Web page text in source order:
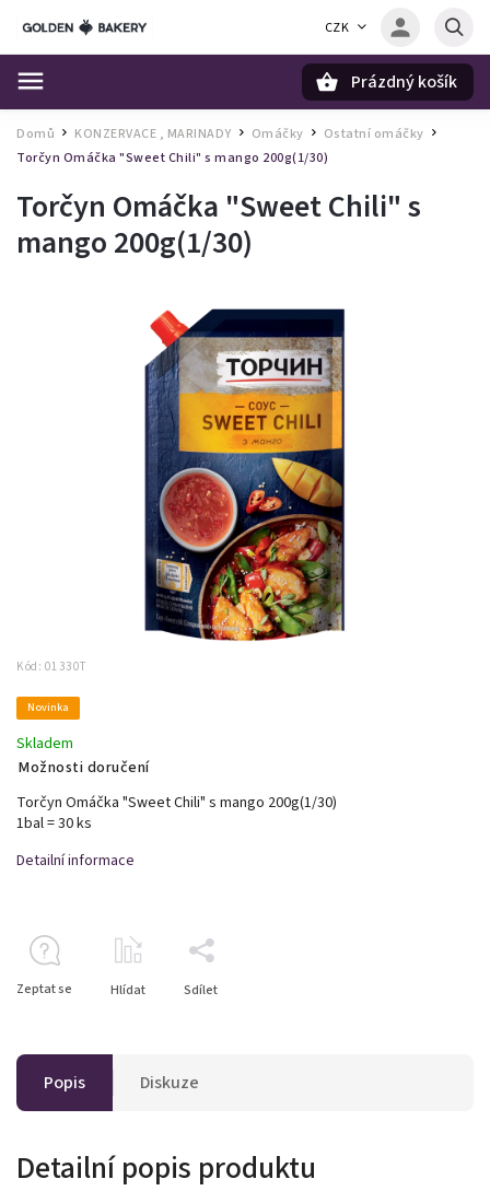
CZK
Prázdný košík
Domů / KONZERVACE , MARINADY Omáčky Ostatní omáčky
Torčyn Omáčka "Sweet Chili" s mango 200g(1/30)
Torčyn Omáčka "Sweet Chili" s
mango 200g(1/30)
Kód: 01330T
Novinka
Skladem
Možnosti doručení
Torčyn Omáčka "Sweet Chili" s mango 200g(1/30)
1bal = 30 ks
Detailní informace
Zeptat se Hlídat Sdílet
Popis Diskuze
Detailní popis produktu